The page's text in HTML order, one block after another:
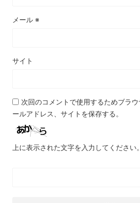
メール ※
サイト
次回のコメントで使用するためブラ
ールアドレス、サイトを保存する。
上に表示された文字を入力してください。